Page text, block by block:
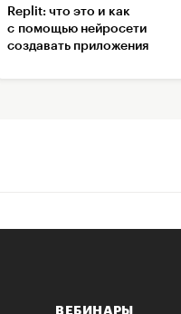
Replit: что это и как
с помощью нейросети
создавать приложения
ВЕБИНАРЫ